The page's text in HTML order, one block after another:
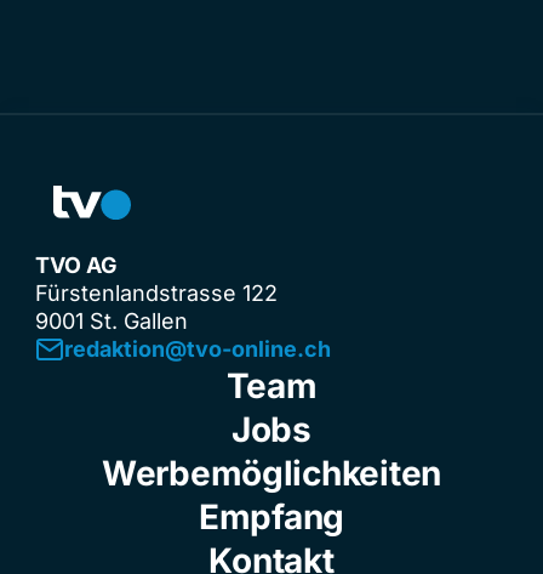
TVO AG
Fürstenlandstrasse 122
9001 St. Gallen
redaktion@tvo-online.ch
Team
Jobs
Werbemöglichkeiten
Empfang
Kontakt